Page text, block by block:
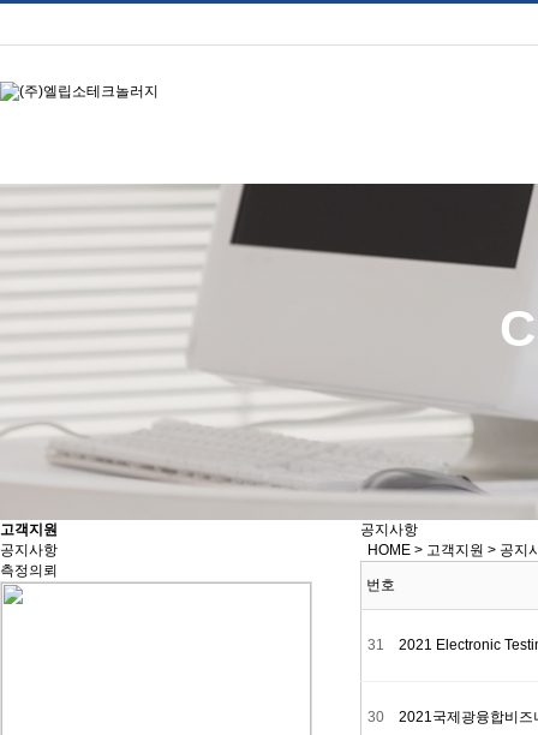
고객지원
공지사항
측정의뢰
공지사항
HOME > 고객지원 > 공지
번호
31 2021 Electronic
30 2021국제광융합비